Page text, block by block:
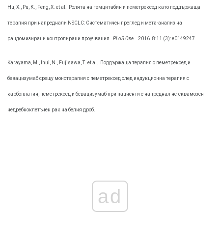
Hu, X., Pu, К., Feng, Х. et al. Ролята на гемцитабин и пеметрексед като поддържаща
терапия при напреднали NSCLC: Систематичен преглед и мета-анализ на
рандомизирани контролирани проучвания. PLoS One. 2016. 8:11 (3): е0149247.
Karayama, М., Inui, N., Fujisawa, Т. et al. Поддържаща терапия с пеметрексед и
бевацизумаб срещу монотерапия с пеметрексед след индукционна терапия с
карбоплатин, пеметрексед и бевацизумаб при пациенти с напреднал не-сквамозен
недребноклетъчен рак на белия дроб.
ad